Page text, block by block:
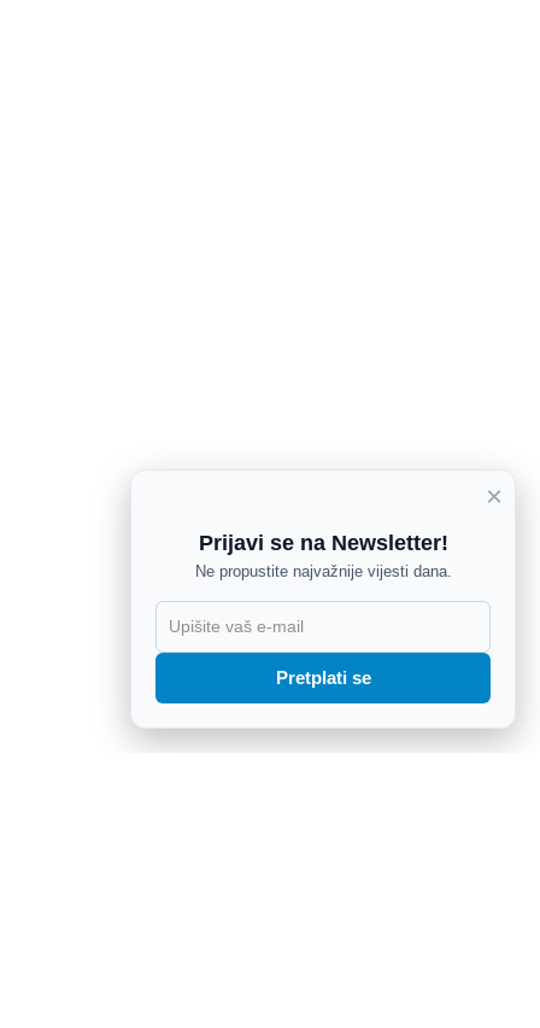
×
Prijavi se na Newsletter!
Ne propustite najvažnije vijesti dana.
Pretplati se